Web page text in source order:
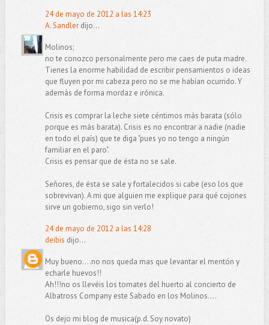
24 de mayo de 2012 a las 14:23
A. Sandlerdijo...
Molinos;
no te conozco personalmente pero me caes de puta madre.
Tienes la enorme habilidad de escribir pensamientos o ideas
que fluyen por mi cabeza pero no se me habían ocurrido. Y
además de forma mordaz e irónica.
Crisis es comprar la leche siete céntimos más barata (sólo
porque es más barata). Crisis es no encontrar a nadie (nadie
en todo el país) que te diga "pues yo no tengo a ningún
familiar en el paro".
Crisis es pensar que de ésta no se sale.
Señores, de ésta se sale y fortalecidos si cabe (eso los que
sobrevivan). A mi que alguien me explique para qué cojones
sirve un gobierno, sigo sin verlo!
24 de mayo de 2012 a las 14:28
deibis dijo...
Muy bueno....no nos queda mas que levantar el mentón y
echarle huevos!!
Ah!!!no os llevéis los tomates del huerto al concierto de
Albatross Company este Sabado en los Molinos....
Os dejo mi blog de musica(p.d. Soy novato)